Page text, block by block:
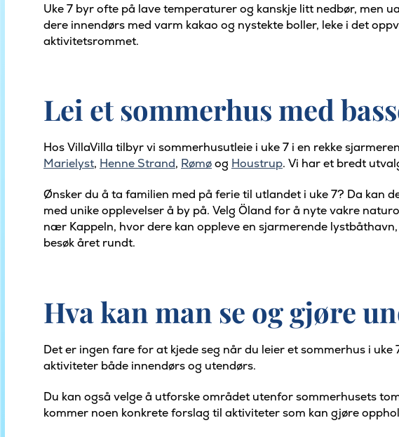
Uke 7 byr ofte på lave temperaturer og kanskje litt nedbør, men
dere innendørs med varm kakao og nystekte boller, leke i det
aktivitetsrommet.
Lei et sommerhus med
Hos VillaVilla tilbyr vi sommerhusutleie i uke 7 i en rekke
Marielyst, Henne Strand, Rømøog Houstrup. Vi har et bredt
Ønsker du å ta familien med på ferie til utlandet i uke 7? Da kan
med unike opplevelser å by på. Velg Öland for å nyte vakre
nær Kappeln, hvor dere kan oppleve en sjarmerende
besøk året rundt.
Hva kan man se og gjøre
Det er ingen fare for at kjede seg når du leier et sommerhus i
aktiviteter både innendørs og utendørs.
Du kan også velge å utforske området utenfor sommerhusets
kommer noen konkrete forslag til aktiviteter som kan gjøre